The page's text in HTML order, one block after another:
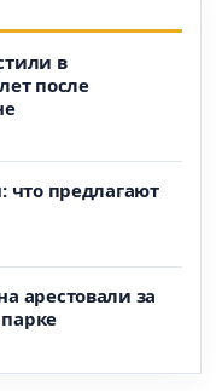
в
после
что предлагают
арестовали за